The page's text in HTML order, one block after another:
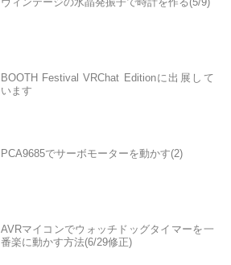
BOOTH Festival VRChat Editionに出展して
います
PCA9685でサーボモーターを動かす(2)
AVRマイコンでウォッチドッグタイマーを一
番楽に動かす方法(6/29修正)